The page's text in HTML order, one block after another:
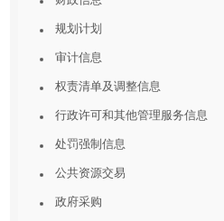
规划计划
审计信息
权责清单及调整信息
行政许可和其他管理服务信息
处罚强制信息
公共资源交易
政府采购